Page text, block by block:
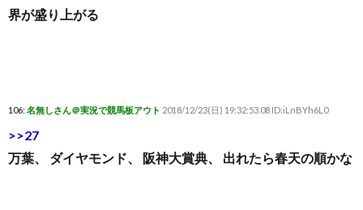
界が盛り上がる
106: 名無しさん＠実況で競馬板アウト 2018/12/23(日) 19:32:53.08 ID:iLnBYh6L0
>>27
万葉、 ダイヤモンド、 阪神大賞典、 出れたら春天の順かな